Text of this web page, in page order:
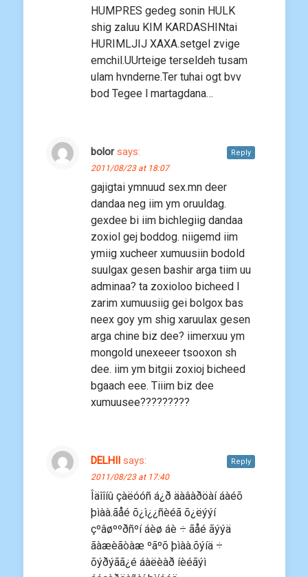
HUMPRES gedeg sonin HULK
shig zaluu KIM KARDASHINtai
HURIMLJIJ XAXA.setgel zvige
emchil.UUrteige terseldeh tusam
ulam hvnderne.Ter tuhai ogt bvv
bod Tegee l martagdana…
bolor says:
2011/08/23 at 18:07
gajigtai ymnuud sex.mn deer
dandaa neg iim ym oruuldag.
gexdee bi iim bichlegiig dandaa
zoxiol gej boddog. niigemd iim
ymiig xucheer xumuusiin bodold
suulgax gesen bashir arga tiim uu
adminaa? ta zoxioloo bicheed l
zarim xumuusiig gei bolgox bas
neex goy ym shig xaruulax gesen
arga chine biz dee? iimerxuu ym
mongold unexeeer tsooxon sh
dee. iim ym bitgii zoxioj bicheed
bgaach eee. Tiiim biz dee
xumuusee?????????
Reply
DELHII says:
2011/08/23 at 17:40
Îäîîíû çàëóóñ á¿ð äàâàðöàí áàéõ
þìàà.ãåé õ¿ì¿¿ñèéã õ¿ëýýí
çºâøººðñºí áèø áè ÷ ãåé ãýýä
ãàæèãòàæ ºãºõ þìàà.õýíä ÷
õýðýãã¿é áàëèàð íèéãýì
Reply